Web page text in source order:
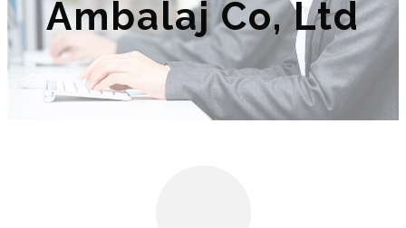
Ambalaj Co, Ltd